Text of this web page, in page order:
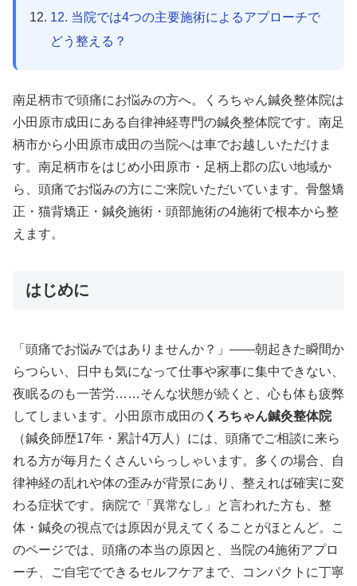
12. 当院では4つの主要施術によるアプローチで
どう整える？
南足柄市で頭痛にお悩みの方へ。くろちゃん鍼灸整体院は
小田原市成田にある自律神経専門の鍼灸整体院です。南足
柄市から小田原市成田の当院へは車でお越しいただけま
す。南足柄市をはじめ小田原市・足柄上郡の広い地域か
ら、頭痛でお悩みの方にご来院いただいています。骨盤矯
正・猫背矯正・鍼灸施術・頭部施術の4施術で根本から整
えます。
はじめに
「頭痛でお悩みではありませんか？」——朝起きた瞬間か
らつらい、日中も気になって仕事や家事に集中できない、
夜眠るのも一苦労……そんな状態が続くと、心も体も疲弊
してしまいます。小田原市成田の くろちゃん鍼灸整体院
（鍼灸師歴17年・累計4万人）には、頭痛でご相談に来ら
れる方が毎月たくさんいらっしゃいます。多くの場合、自
律神経の乱れや体の歪みが背景にあり、整えれば確実に変
わる症状です。病院で「異常なし」と言われた方も、整
体・鍼灸の視点では原因が見えてくることがほとんど。こ
のページでは、頭痛の本当の原因と、当院の4施術アプロ
ーチ、ご自宅でできるセルフケアまで、コンパクトに丁寧